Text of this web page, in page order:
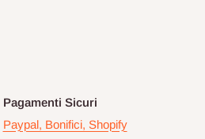
Pagamenti Sicuri
Paypal, Bonifici, Shopify